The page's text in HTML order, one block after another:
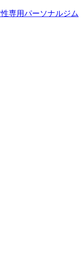
専用パーソナルジム